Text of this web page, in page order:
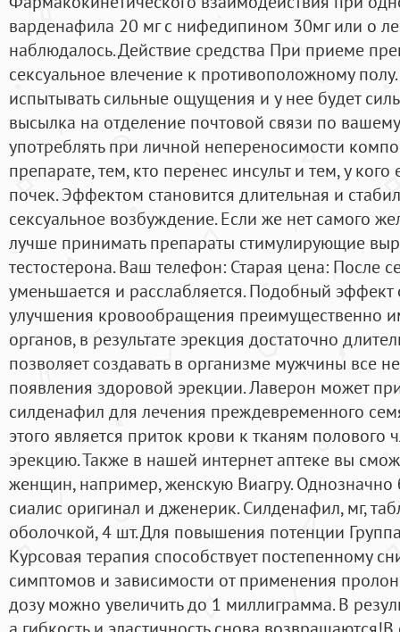
варденафила 20 мг с нифедипином 30мг или о
наблюдалось. Действие средства При приеме
сексуальное влечение к противоположному
испытывать сильные ощущения и у нее будет
высылка на отделение почтовой связи по
употреблять при личной непереносимости
препарате, тем, кто перенес инсульт и тем, у
почек. Эффектом становится длительная и
сексуальное возбуждение. Если же нет самого
лучше принимать препараты стимулирующие
тестостерона. Ваш телефон: Старая цена: После
уменьшается и расслабляется. Подобный эффект
улучшения кровообращения преимущественно
органов, в результате эрекция достаточно
позволяет создавать в организме мужчины все
появления здоровой эрекции. Лаверон может
силденафил для лечения преждевременного
этого является приток крови к тканям полового
эрекцию. Также в нашей интернет аптеке вы
женщин, например, женскую Виагру. Однозначно
сиалис оригинал и дженерик. Силденафил, мг,
оболочкой, 4 шт. Для повышения потенции
Курсовая терапия способствует постепенному
симптомов и зависимости от применения
дозу можно увеличить до 1 миллиграмма. В